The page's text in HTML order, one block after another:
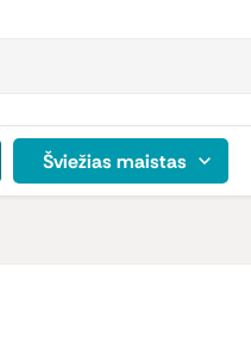
Šviežias maistas